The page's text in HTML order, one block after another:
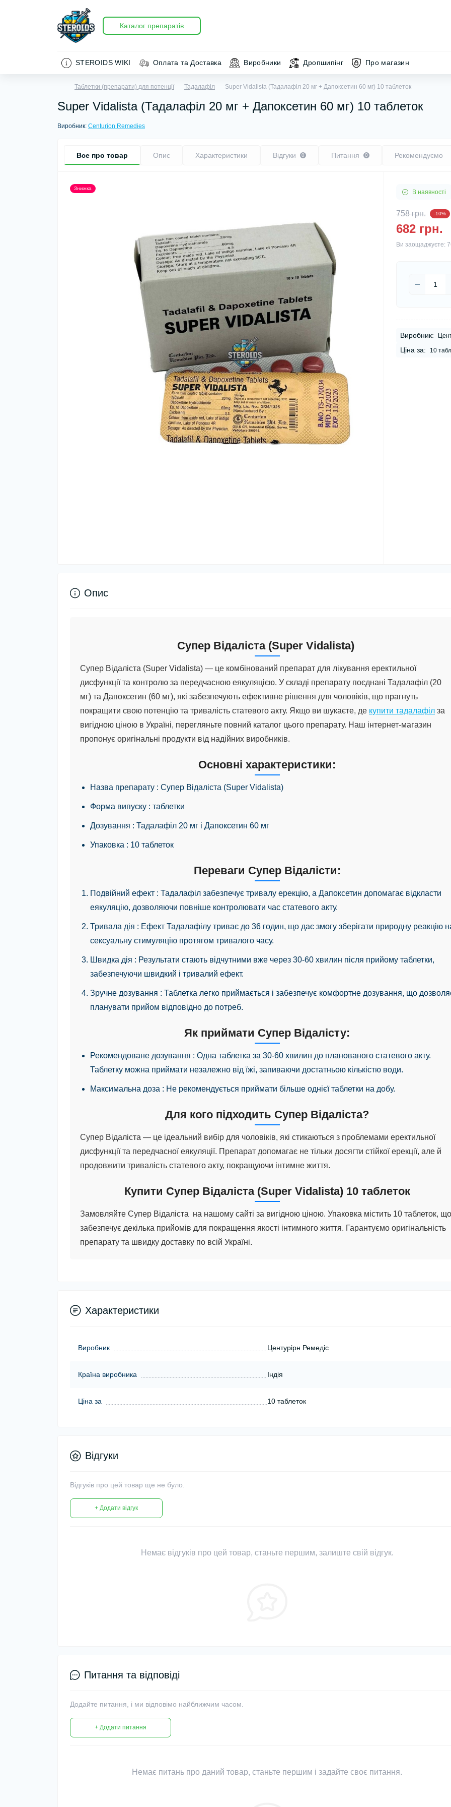
Каталог препаратів
STEROIDS WIKI Оплата та Доставка Виробники Дропшипінг Про магазин
Таблетки (препарати) для потенції Тадалафіл Super Vidalista (Тадалафіл 20 мг + Дапоксетин 60 мг) 10 таблеток
Super Vidalista (Тадалафіл 20 мг + Дапоксетин 60 мг) 10 таблеток
Виробник: Centurion Remedies
Все про товар Опис Характеристики Відгуки 0 Питання 0 Рекомендуємо
Знижка В наявності
758 грн. -10%
682 грн.
Ви заощаджуєте:
Виробник:
Ціна за: 10
Опис
Супер Відаліста (Super Vidalista)
Супер Відаліста (Super Vidalista) — це комбінований препарат для лікування еректильної
дисфункції та контролю за передчасною еякуляцією. У складі препарату поєднані Тадалафіл (20
мг) та Дапоксетин (60 мг), які забезпечують ефективне рішення для чоловіків, що прагнуть
покращити свою потенцію та тривалість статевого акту. Якщо ви шукаєте, де купити тадалафіл за
вигідною ціною в Україні, перегляньте повний каталог цього препарату. Наш інтернет-магазин
пропонує оригінальні продукти від надійних виробників.
Основні характеристики:
Назва препарату : Супер Відаліста (Super Vidalista)
Форма випуску : таблетки
Дозування : Тадалафіл 20 мг і Дапоксетин 60 мг
Упаковка : 10 таблеток
Переваги Супер Відалісти:
Подвійний ефект : Тадалафіл забезпечує тривалу ерекцію, а Дапоксетин допомагає відкласти
еякуляцію, дозволяючи повніше контролювати час статевого акту.
Тривала дія : Ефект Тадалафілу триває до 36 годин, що дає змогу зберігати природну реакцію
сексуальну стимуляцію протягом тривалого часу.
Швидка дія : Результати стають відчутними вже через 30-60 хвилин після прийому таблетки,
забезпечуючи швидкий і тривалий ефект.
Зручне дозування : Таблетка легко приймається і забезпечує комфортне дозування, що
планувати прийом відповідно до потреб.
Як приймати Супер Відалісту:
Рекомендоване дозування : Одна таблетка за 30-60 хвилин до планованого статевого акту.
Таблетку можна приймати незалежно від їжі, запиваючи достатньою кількістю води.
Максимальна доза : Не рекомендується приймати більше однієї таблетки на добу.
Для кого підходить Супер Відаліста?
Супер Відаліста — це ідеальний вибір для чоловіків, які стикаються з проблемами еректильної
дисфункції та передчасної еякуляції. Препарат допомагає не тільки досягти стійкої ерекції, але й
продовжити тривалість статевого акту, покращуючи інтимне життя.
Купити Супер Відаліста (Super Vidalista) 10 таблеток
Замовляйте Супер Відаліста на нашому сайті за вигідною ціною. Упаковка містить 10 таблеток, що
забезпечує декілька прийомів для покращення якості інтимного життя. Гарантуємо оригінальність
препарату та швидку доставку по всій Україні.
Характеристики
Виробник Центурірн Ремедіс
Країна виробника Індія
Ціна за 10 таблеток
Відгуки
Відгуків про цей товар ще не було.
+ Додати відгук
Немає відгуків про цей товар, станьте першим, залиште свій відгук.
Питання та відповіді
Додайте питання, і ми відповімо найближчим часом.
+ Додати питання
Немає питань про даний товар, станьте першим і задайте своє питання.